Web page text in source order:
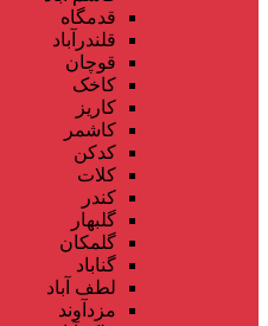
قدمگاه
قلندرآباد
قوچان
کاخک
کاریز
کاشمر
کدکن
کلات
کندر
گلبهار
گلمکان
گناباد
لطف آباد
مزدآوند